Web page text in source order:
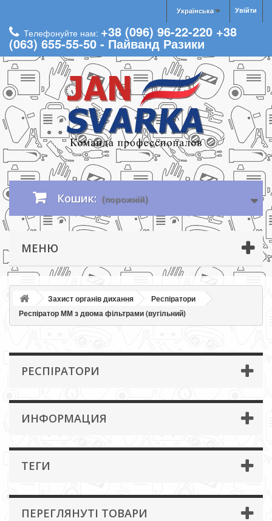
Увійти
Українська
Телефонуйте нам: +38 (096) 96-22-220 +38
(063) 655-55-50 - Пайванд Разики
Кошик: (порожній)
МЕНЮ
Захист органів дихання
Респіратори
Респіратор ММ з двома фільтрами (вугільний)
РЕСПІРАТОРИ
ИНФОРМАЦИЯ
ТЕГИ
ПЕРЕГЛЯНУТІ ТОВАРИ